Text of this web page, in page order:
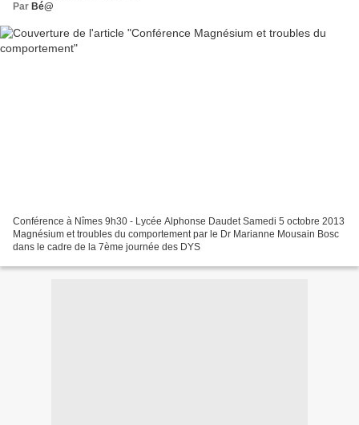
Par Bé@
Conférence à Nîmes 9h30 - Lycée Alphonse Daudet Samedi 5 octobre 2013
Magnésium et troubles du comportement par le Dr Marianne Mousain Bosc
dans le cadre de la 7ème journée des DYS